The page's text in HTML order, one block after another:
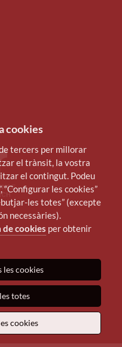
cookies
tercers per millorar
el trànsit, la vostra
el contingut. Podeu
“Configurar les cookies”
les totes” (excepte
necessàries).
de cookies per obtenir
les cookies
totes
cookies